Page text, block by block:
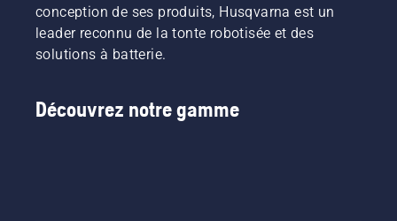
conception de ses produits, Husqvarna est un
leader reconnu de la tonte robotisée et des
solutions à batterie.
Découvrez notre gamme